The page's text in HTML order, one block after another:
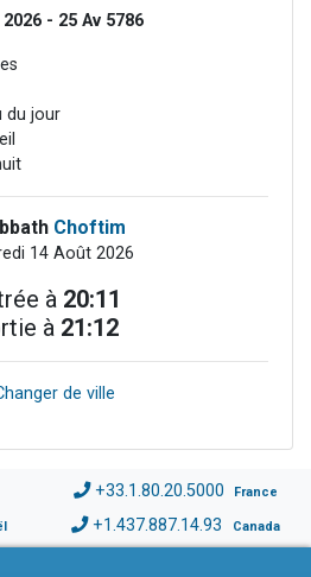
- 25 Av 5786
du jour
Choftim
14 Août 2026
à 20:11
à 21:12
de ville
+33.1.80.20.5000 France
+1.437.887.14.93 Canada